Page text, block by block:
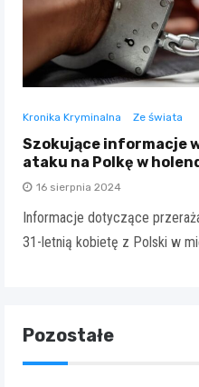
Kronika Kryminalna Ze świata
Szokujące informacje
ataku na Polkę w
16 sierpnia 2024
Informacje dotyczące
31-letnią kobietę z Polski w
Pozostałe